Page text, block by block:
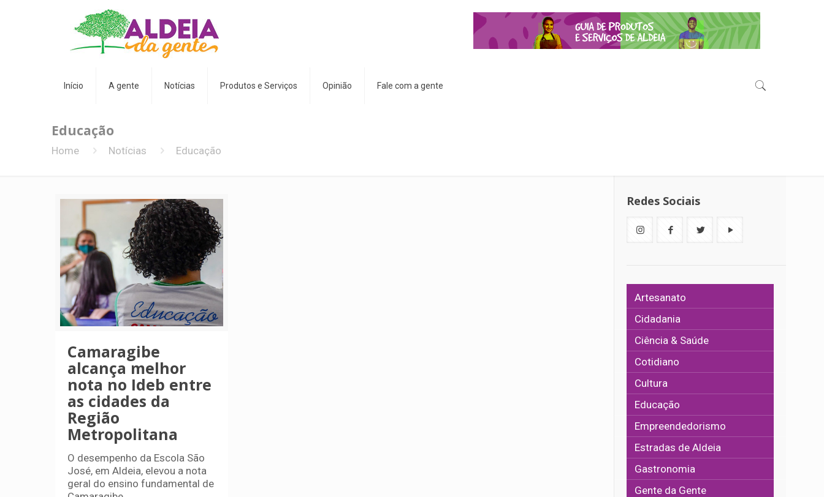
Início A gente Notícias Produtos e Serviços Opinião Fale com a gente
Educação
Home Notícias Educação
Camaragibe
alcança melhor
nota no Ideb entre
as cidades da
Região
Metropolitana
O desempenho da Escola São
José, em Aldeia, elevou a nota
geral do ensino fundamental de
Redes Sociais
Artesanato
Cidadania
Ciência & Saúde
Cotidiano
Cultura
Educação
Empreendedorismo
Estradas de Aldeia
Gastronomia
Gente da Gente